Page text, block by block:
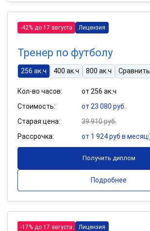
-42% до 17 августа Лицензия
Тренер по футболу
256 ак.ч 400 ак.ч 800 ак.ч Сравнить
Кол-во часов:
от 256 ак.ч
Стоимость:
от 23 080 руб.
Старая цена:
39 910 руб.
Рассрочка:
от 1 924 руб в месяц
Получить диплом
Подробнее
-17% до 17 августа Лицензия